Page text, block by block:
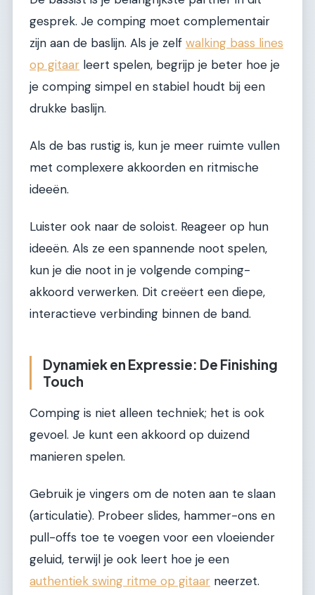
gesprek. Je comping moet complementair
zijn aan de baslijn. Als je zelf walking bass lines
op gitaar leert spelen, begrijp je beter hoe je
je comping simpel en stabiel houdt bij een
drukke baslijn.
Als de bas rustig is, kun je meer ruimte vullen
met complexere akkoorden en ritmische
ideeën.
Luister ook naar de soloist. Reageer op hun
ideeën. Als ze een spannende noot spelen,
kun je die noot in je volgende comping-
akkoord verwerken. Dit creëert een diepe,
interactieve verbinding binnen de band.
Dynamiek en Expressie: De Finishing
Touch
Comping is niet alleen techniek; het is ook
gevoel. Je kunt een akkoord op duizend
manieren spelen.
Gebruik je vingers om de noten aan te slaan
(articulatie). Probeer slides, hammer-ons en
pull-offs toe te voegen voor een vloeiender
geluid, terwijl je ook leert hoe je een
authentiek swing ritme op gitaar neerzet.